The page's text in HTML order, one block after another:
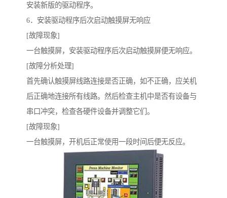
安装新版的驱动程序。
6．安装驱动程序后次启动触摸屏无响应
[故障现象]
一台触摸屏，安装驱动程序后次启动触摸屏便无响应。
[故障分析处理]
首先确认触摸屏线路连接是否正确，如不正确，应关机
后正确地连接所有线路。然后检查主机中是否有设备与
串口冲突，检查各硬件设备并调整它们。
[故障现象]
一台触摸屏，开机后正常使用一段时间后便无反应。